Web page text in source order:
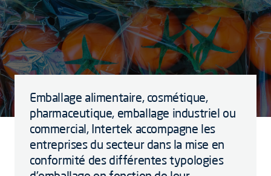
Emballage alimentaire, cosmétique,
pharmaceutique, emballage industriel ou
commercial, Intertek accompagne les
entreprises du secteur dans la mise en
conformité des différentes typologies